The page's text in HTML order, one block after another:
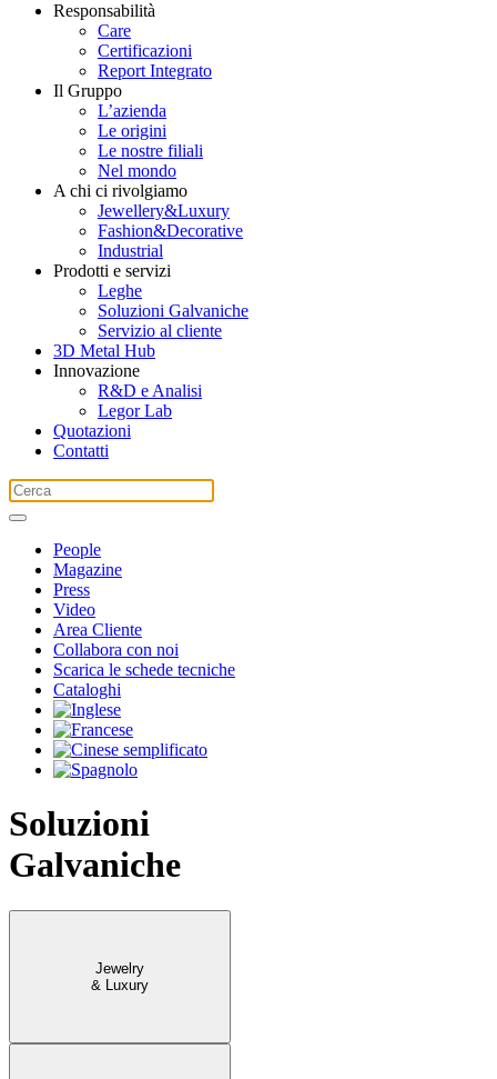
Responsabilità
Care
Certificazioni
Report Integrato
Il Gruppo
L’azienda
Le origini
Le nostre filiali
Nel mondo
A chi ci rivolgiamo
Jewellery&Luxury
Fashion&Decorative
Industrial
Prodotti e servizi
Leghe
Soluzioni Galvaniche
Servizio al cliente
3D Metal Hub
Innovazione
R&D e Analisi
Legor Lab
Quotazioni
Contatti
People
Magazine
Press
Video
Area Cliente
Collabora con noi
Scarica le schede tecniche
Cataloghi
Soluzioni
Galvaniche
Jewelry
& Luxury